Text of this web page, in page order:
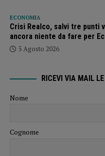
ECONOMIA
Crisi Realco, salvi tre punti
ancora niente da fare per
5 Agosto 2026
RICEVI VIA MAIL
Nome
Cognome